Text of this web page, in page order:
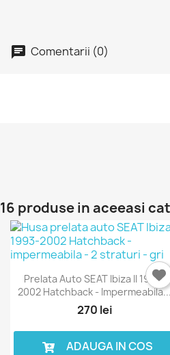
Comentarii (0)
16 produse in aceeasi
Prelata Auto SEAT Ibiza II 1993-
2002 Hatchback - Impermeabila...
270 lei
ADAUGA IN COS